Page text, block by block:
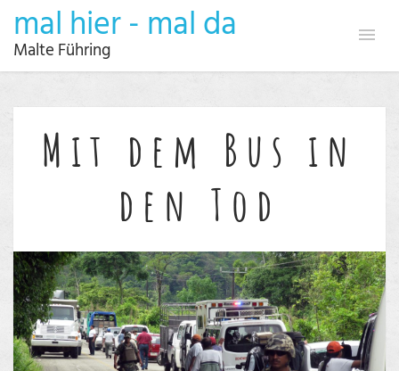
mal hier - mal da
Malte Führing
Mit dem Bus in
den Tod